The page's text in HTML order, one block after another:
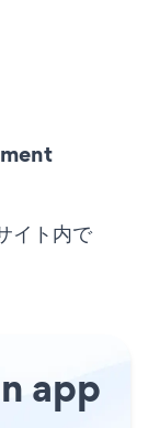
イト内で
app